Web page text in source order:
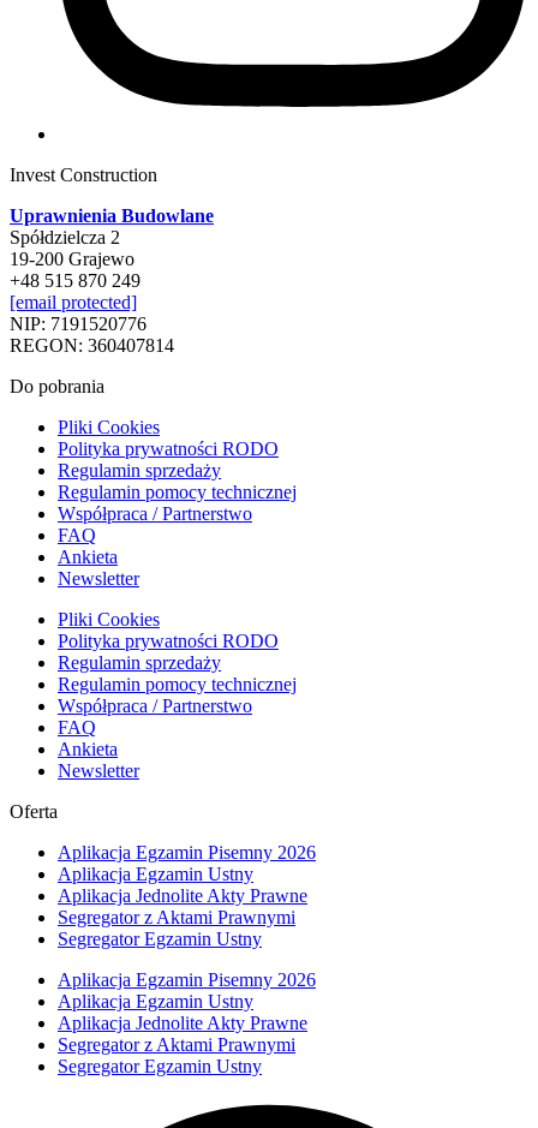
Invest Construction
Uprawnienia Budowlane
Spółdzielcza 2
19-200 Grajewo
+48 515 870 249
[email protected]
NIP: 7191520776
REGON: 360407814
Do pobrania
Pliki Cookies
Polityka prywatności RODO
Regulamin sprzedaży
Regulamin pomocy technicznej
Współpraca / Partnerstwo
FAQ
Ankieta
Newsletter
Pliki Cookies
Polityka prywatności RODO
Regulamin sprzedaży
Regulamin pomocy technicznej
Współpraca / Partnerstwo
FAQ
Ankieta
Newsletter
Oferta
Aplikacja Egzamin Pisemny 2026
Aplikacja Egzamin Ustny
Aplikacja Jednolite Akty Prawne
Segregator z Aktami Prawnymi
Segregator Egzamin Ustny
Aplikacja Egzamin Pisemny 2026
Aplikacja Egzamin Ustny
Aplikacja Jednolite Akty Prawne
Segregator z Aktami Prawnymi
Segregator Egzamin Ustny